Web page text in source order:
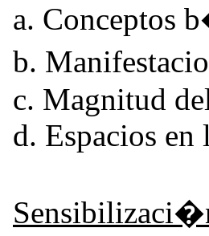
a. Conceptos
b.
c. Magnitud
d. Espacios en